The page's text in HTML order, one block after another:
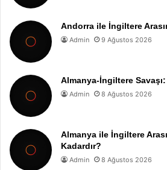
Andorra ile İngiltere
Admin 9 Ağustos 2026
Almanya-İngiltere
Admin 8 Ağustos 2026
Almanya ile İngiltere
Kadardır?
Admin 8 Ağustos 2026